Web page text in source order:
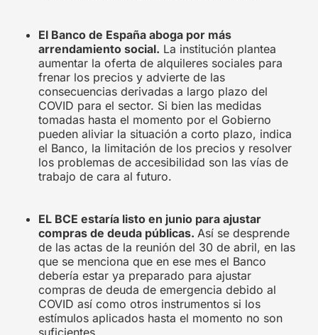
El Banco de España aboga por más
arrendamiento social. La institución plantea
aumentar la oferta de alquileres sociales para
frenar los precios y advierte de las
consecuencias derivadas a largo plazo del
COVID para el sector. Si bien las medidas
tomadas hasta el momento por el Gobierno
pueden aliviar la situación a corto plazo, indica
el Banco, la limitación de los precios y resolver
los problemas de accesibilidad son las vías de
trabajo de cara al futuro.
EL BCE estaría listo en junio para ajustar
compras de deuda públicas. Así se desprende
de las actas de la reunión del 30 de abril, en las
que se menciona que en ese mes el Banco
debería estar ya preparado para ajustar
compras de deuda de emergencia debido al
COVID así como otros instrumentos si los
estímulos aplicados hasta el momento no son
suficientes